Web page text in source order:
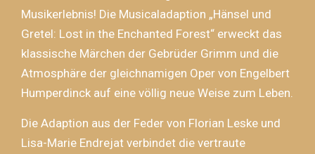
Musikerlebnis! Die Musicaladaption „Hänsel und
Gretel: Lost in the Enchanted Forest“ erweckt das
klassische Märchen der Gebrüder Grimm und die
Atmosphäre der gleichnamigen Oper von Engelbert
Humperdinck auf eine völlig neue Weise zum Leben.
Die Adaption aus der Feder von Florian Leske und
Lisa-Marie Endrejat verbindet die vertraute